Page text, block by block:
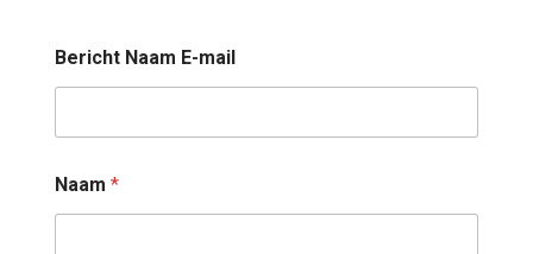
Bericht Naam E-mail
Naam *